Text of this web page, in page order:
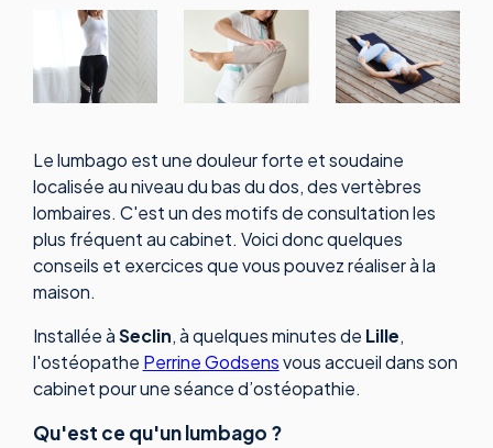
Le lumbago est une douleur forte et soudaine
localisée au niveau du bas du dos, des vertèbres
lombaires. C'est un des motifs de consultation les
plus fréquent au cabinet. Voici donc quelques
conseils et exercices que vous pouvez réaliser à la
maison.
Installée àSeclin, à quelques minutes de Lille,
l'ostéopathe Perrine Godsensvous accueil dans son
cabinet pour une séance d’ostéopathie.
Qu'est ce qu'un lumbago ?